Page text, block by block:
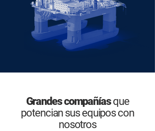
Grandes compañíasque
potencian sus equipos con
nosotros